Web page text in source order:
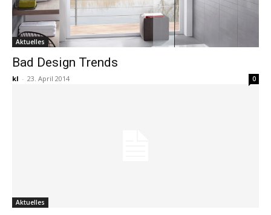
Aktuelles
Bad Design Trends
kl - 23. April 2014 0
Aktuelles